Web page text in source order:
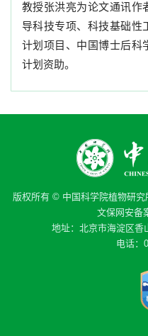
教授张洪亮为论文通讯作
导科技专项、科技基础性
计划项目、中国博士后科
计划资助。
版权所有 © 中国科学院植物研究
文保网安备
地址：北京市海淀区
电话：